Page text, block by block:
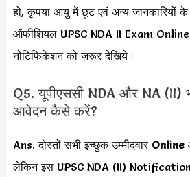
हो, कृपया आयु में छूट एवं अन्य जानकारियों
ऑफीशियल UPSC NDA II Exam
नोटिफिकेशन को ज़रूर देखिये।
Q5. यूपीएससी NDA और NA (II)
आवेदन कैसे करें?
Ans. दोस्तों सभी इच्छुक उम्मीदवार Online
लेकिन इस UPSC NDA (II)